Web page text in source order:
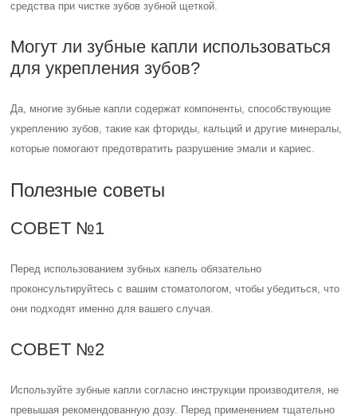
средства при чистке зубов зубной щеткой.
Могут ли зубные капли использоваться
для укрепления зубов?
Да, многие зубные капли содержат компоненты, способствующие
укреплению зубов, такие как фториды, кальций и другие минералы,
которые помогают предотвратить разрушение эмали и кариес.
Полезные советы
СОВЕТ №1
Перед использованием зубных капель обязательно
проконсультируйтесь с вашим стоматологом, чтобы убедиться, что
они подходят именно для вашего случая.
СОВЕТ №2
Используйте зубные капли согласно инструкции производителя, не
превышая рекомендованную дозу. Перед применением тщательно